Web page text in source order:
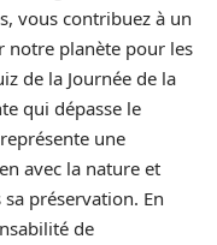
vous contribuez à un
notre planète pour les
de la Journée de la
qui dépasse le
une
avec la nature et
préservation. En
de